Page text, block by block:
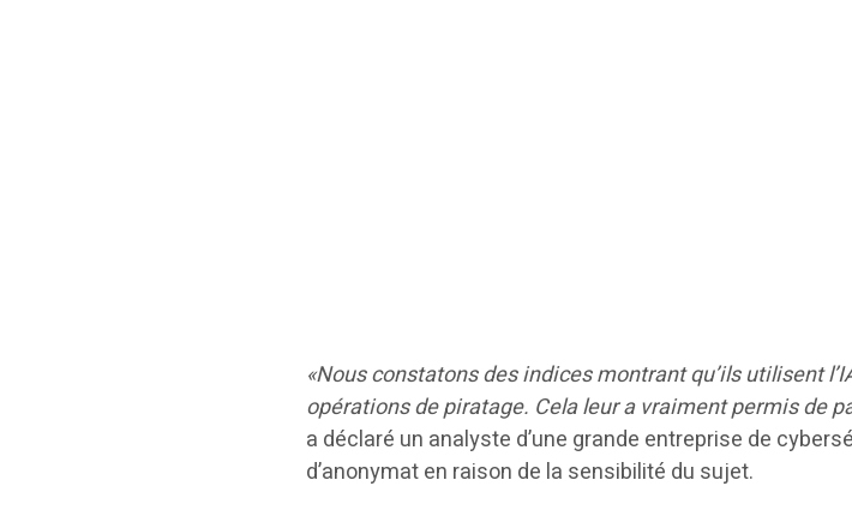
«Nous constatons des indices montrant qu’ils utilisent
opérations de piratage. Cela leur a vraiment permis de
a déclaré un analyste d’une grande entreprise de
d’anonymat en raison de la sensibilité du sujet.